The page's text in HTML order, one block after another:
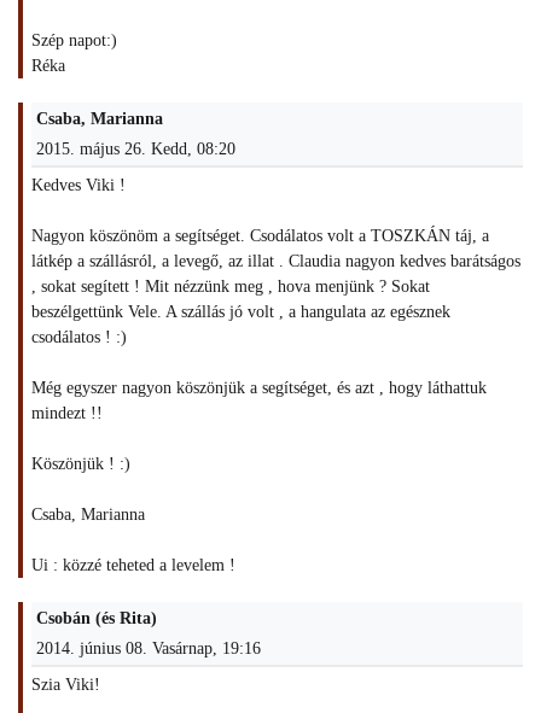
Szép napot:)
Réka
Csaba, Marianna
2015. május 26. Kedd, 08:20
Kedves Viki !
Nagyon köszönöm a segítséget. Csodálatos volt a TOSZKÁN táj, a
látkép a szállásról, a levegő, az illat . Claudia nagyon kedves barátságos
, sokat segített ! Mit nézzünk meg , hova menjünk ? Sokat
beszélgettünk Vele. A szállás jó volt , a hangulata az egésznek
csodálatos ! :)
Még egyszer nagyon köszönjük a segítséget, és azt , hogy láthattuk
mindezt !!
Köszönjük ! :)
Csaba, Marianna
Ui : közzé teheted a levelem !
Csobán (és Rita)
2014. június 08. Vasárnap, 19:16
Szia Viki!